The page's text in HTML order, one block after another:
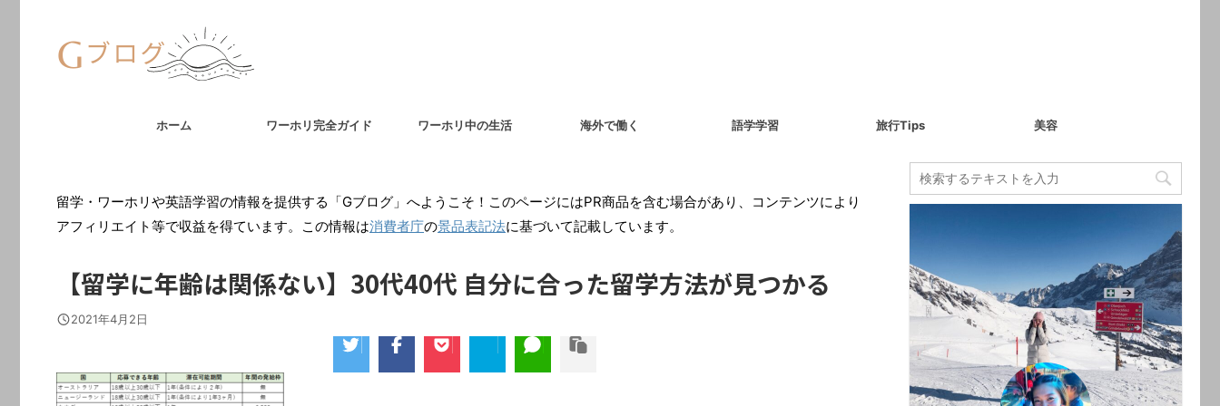
ホーム ワーホリ完全ガイド ワーホリ中の生活 海外で働く 語学学習 旅行Tips 美容
留学・ワーホリや英語学習の情報を提供する「Gブログ」へようこそ！このページにはPR商品を含む場合があり、コンテンツにより
アフィリエイト等で収益を得ています。この情報は消費者庁の景品表記法に基づいて記載しています。
【留学に年齢は関係ない】30代40代 自分に合った留学方法が見つかる
2021年4月2日